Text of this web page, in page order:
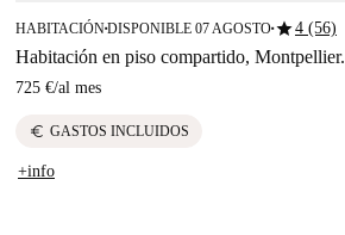
HABITACIÓN■DISPONIBLE 07 AGOSTO■star4 (56)
Habitación en piso compartido, Montpellier.
725 €/al mes
euro GASTOS INCLUIDOS
+info